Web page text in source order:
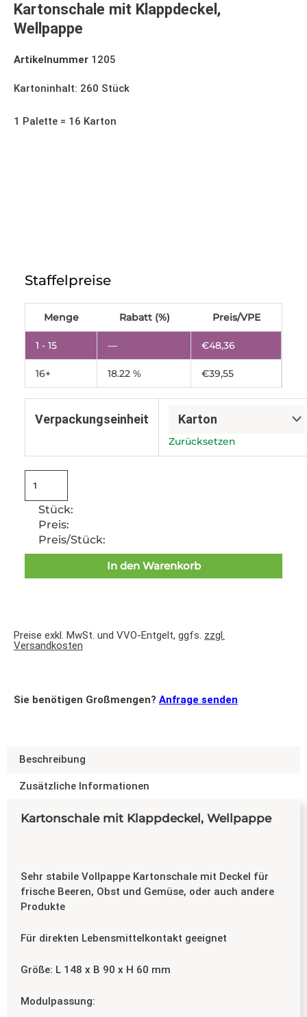
Kartonschale mit Klappdeckel,
Wellpappe
Artikelnummer 1205
Kartoninhalt: 260 Stück
1 Palette = 16 Karton
Staffelpreise
Menge Rabatt (%) Preis/VPE
1 - 15 — €48,36
16+ 18.22 % €39,55
Verpackungseinheit
Zurücksetzen
Klappdeckel,
Menge
Stück:
Preis:
Preis/Stück:
In den Warenkorb
Preise exkl. MwSt. und VVO-Entgelt, ggfs. zzgl.
Versandkosten
Sie benötigen Großmengen? Anfrage senden
Beschreibung
Zusätzliche Informationen
Kartonschale mit Klappdeckel, Wellpappe
Sehr stabile Vollpappe Kartonschale mit Deckel für
frische Beeren, Obst und Gemüse, oder auch andere
Produkte
Für direkten Lebensmittelkontakt geeignet
Größe: L 148 x B 90 x H 60 mm
Modulpassung: